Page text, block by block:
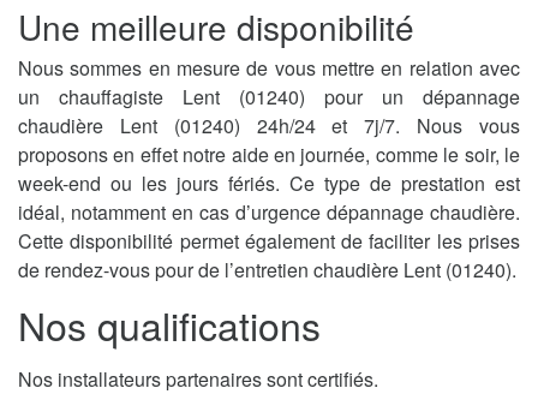
Une meilleure disponibilité
Nous sommes en mesure de vous mettre en relation avec
un chauffagiste Lent (01240) pour un dépannage
chaudière Lent (01240) 24h/24 et 7j/7. Nous vous
proposons en effet notre aide en journée, comme le soir, le
week-end ou les jours fériés. Ce type de prestation est
idéal, notamment en cas d’urgence dépannage chaudière.
Cette disponibilité permet également de faciliter les prises
de rendez-vous pour de l’entretien chaudière Lent (01240).
Nos qualifications
Nos installateurs partenaires sont certifiés.